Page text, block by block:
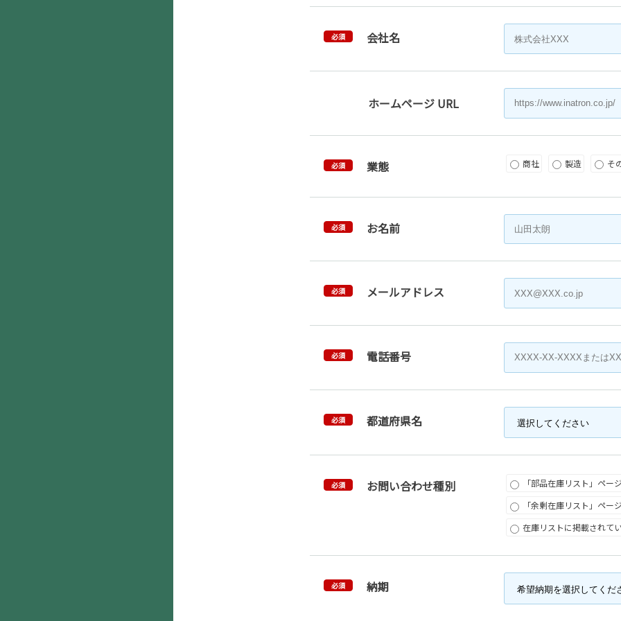
必須 会社名
ホームページ URL
必須 業態 商社 製造 そ
必須 お名前
必須 メールアドレス
必須 電話番号
必須 都道府県名
必須 お問い合わせ種別
「部品在庫リスト」ペー
「余剰在庫リスト」ペー
在庫リストに掲載されて
必須 納期